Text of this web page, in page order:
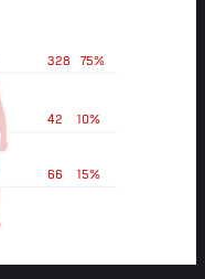
75%
328
10%
42
15%
66